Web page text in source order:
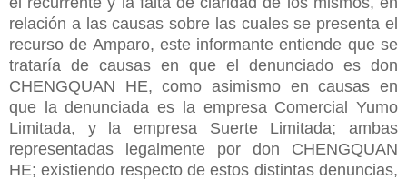
relación a las causas sobre las cuales se presenta el
recurso de Amparo, este informante entiende que se
trataría de causas en que el denunciado es don
CHENGQUAN HE, como asimismo en causas en
que la denunciada es la empresa Comercial Yumo
Limitada, y la empresa Suerte Limitada; ambas
representadas legalmente por don CHENGQUAN
HE; existiendo respecto de estos distintas denuncias,